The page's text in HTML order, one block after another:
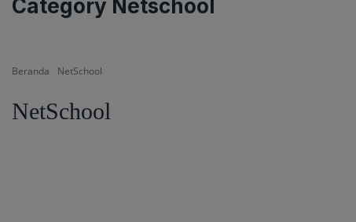
Category Netschool
Beranda NetSchool
NetSchool